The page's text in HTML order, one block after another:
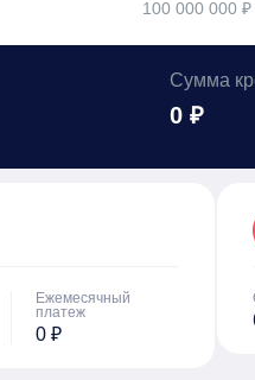
100 000 000 ₽
Сумма
0 ₽
Ежемесячный
платеж
0 ₽